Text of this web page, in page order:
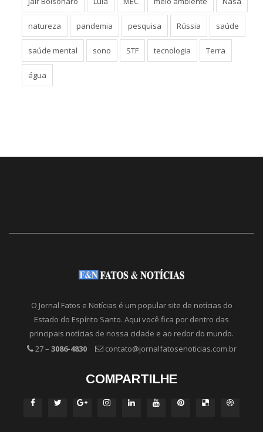
natureza pandemia pesquisa Rússia saúde
saúde mental sono STF tecnologia Terra
água
O Jornal Fatos e Notícias é um popular site de notícias do
Estado do Espírito Santo. Aqui você fica por dentro das
principais notícias de nossa cidade e ao redor do mundo.
27 – 3086-4830 contato@jornalfatosenoticias.com.br
COMPARTILHE